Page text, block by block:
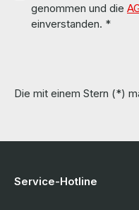
genommen und die
einverstanden. *
Die mit einem Stern (*)
Service-Hotline